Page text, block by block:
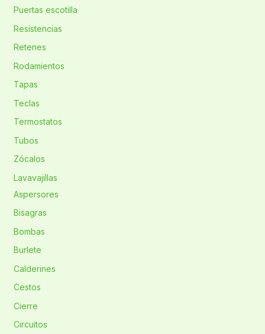
Puertas escotilla
Resistencias
Retenes
Rodamientos
Tapas
Teclas
Termostatos
Tubos
Zócalos
Lavavajillas
Aspersores
Bisagras
Bombas
Burlete
Calderines
Cestos
Cierre
Circuitos